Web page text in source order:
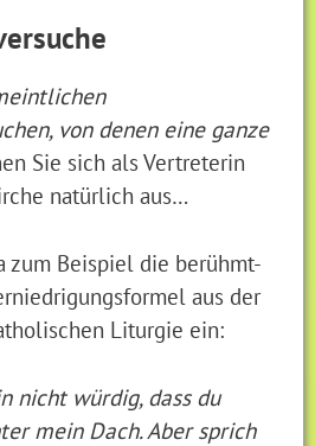
von denen eine ganze
Sie sich als Vertreterin
natürlich aus…
zum Beispiel die berühmt-
aus der
Liturgie ein:
nicht würdig, dass du
mein Dach. Aber sprich